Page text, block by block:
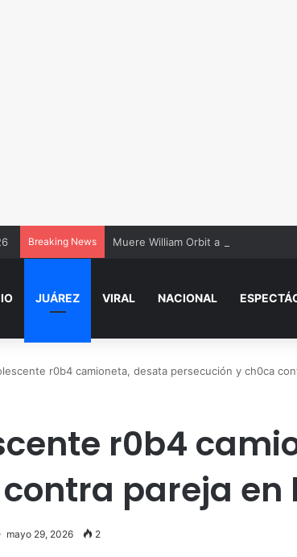
Breaking News Muere William Orbit a los 69 años
JUÁREZ VIRAL NACIONAL
r0b4 camioneta, desata persecución y ch0ca
r0b4
pareja en
mayo 29, 2026 2